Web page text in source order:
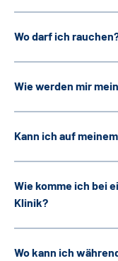
Wo darf ich
Wie werden mir
Kann ich auf
Wie komme ich bei
Klinik?
Wo kann ich